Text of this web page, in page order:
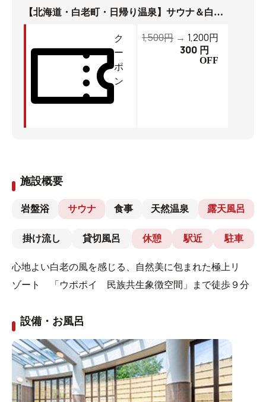
【北海道・白老町・日帰り温泉】サウナ＆白老温泉を満喫！（日帰り温泉入浴料+レンタルタオルセット）
ク
ー
ポ
ン
1,500円 → 1,200円
300 円
OFF
施設概要
岩盤浴 サウナ 食事 天然温泉 露天風呂
掛け流し 貸切風呂 休憩 駅近 駐車
心地よい白老の風を感じる、自然美に包まれた極上リ
ゾート 「ウポポイ 民族共生象徴空間」まで徒歩９分
設備・お風呂